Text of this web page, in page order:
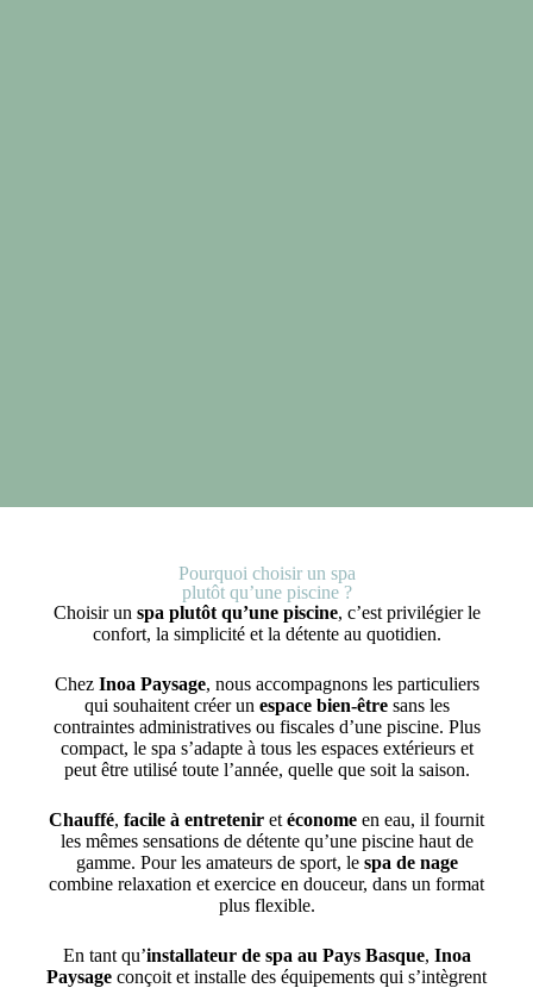
Pourquoi choisir un spa
plutôt qu’une piscine ?
Choisir un spa plutôt qu’une piscine, c’est privilégier le
confort, la simplicité et la détente au quotidien.
Chez Inoa Paysage, nous accompagnons les particuliers
qui souhaitent créer un espace bien-être sans les
contraintes administratives ou fiscales d’une piscine. Plus
compact, le spa s’adapte à tous les espaces extérieurs et
peut être utilisé toute l’année, quelle que soit la saison.
Chauffé, facile à entretenir et économe en eau, il fournit
les mêmes sensations de détente qu’une piscine haut de
gamme. Pour les amateurs de sport, le spa de nage
combine relaxation et exercice en douceur, dans un format
plus flexible.
En tant qu’installateur de spa au Pays Basque, Inoa
Paysage conçoit et installe des équipements qui s’intègrent